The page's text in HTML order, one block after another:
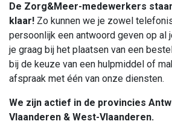
De Zorg&Meer-medewerkers
klaar! Zo kunnen we je zowel
persoonlijk een antwoord geven op al
je graag bij het plaatsen van een
bij de keuze van een hulpmiddel of
afspraak met één van onze diensten.
We zijn actief in de provincies
Vlaanderen & West-Vlaanderen.